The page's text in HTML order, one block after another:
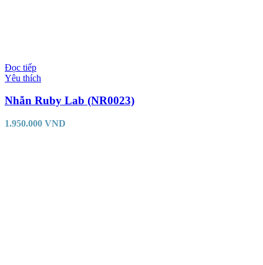
Đọc tiếp
Yêu thích
Nhẫn Ruby Lab (NR0023)
1.950.000 VND